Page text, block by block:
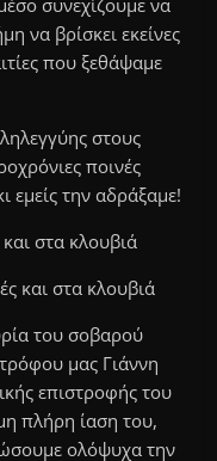
συνεχίζουμε να
να βρίσκει εκείνες
που ξεθάψαμε
στους
ποινές
εμείς την αδράξαμε!
στα κλουβιά
και στα κλουβιά
του σοβαρού
μας Γιάννη
επιστροφής του
πλήρη ίαση του,
ολόψυχα την